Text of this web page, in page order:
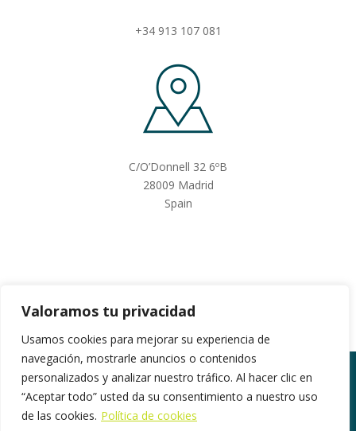
Valoramos tu privacidad
Usamos cookies para mejorar su experiencia de
navegación, mostrarle anuncios o contenidos
personalizados y analizar nuestro tráfico. Al hacer clic en
“Aceptar todo” usted da su consentimiento a nuestro uso
de las cookies. Política de cookies
+34 913 107 081
C/O’Donnell 32 6ºB
28009 Madrid
Spain
©2018. Todos los derechos reservados |